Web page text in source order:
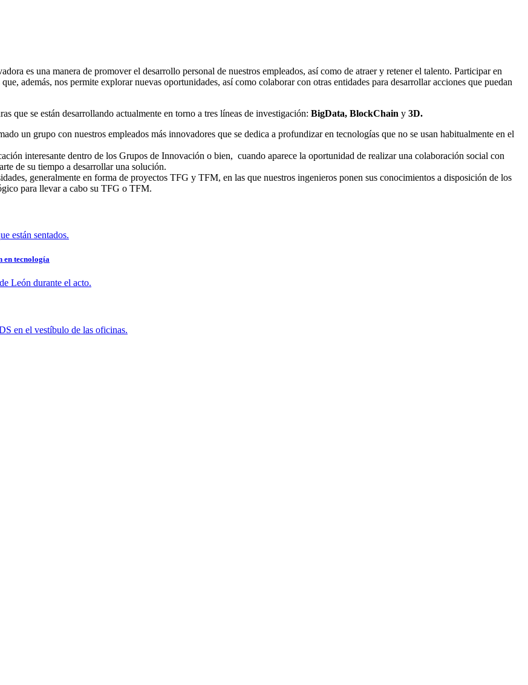
es una manera de promover el desarrollo personal de nuestros empleados, así como de atraer y retener el talento. Participar en
además, nos permite explorar nuevas oportunidades, así como colaborar con otras entidades para desarrollar acciones que puedan
se están desarrollando actualmente en torno a tres líneas de investigación: BigData, BlockChain y 3D.
un grupo con nuestros empleados más innovadores que se dedica a profundizar en tecnologías que no se usan habitualmente en el
interesante dentro de los Grupos de Innovación o bien, cuando aparece la oportunidad de realizar una colaboración social con
de su tiempo a desarrollar una solución.
generalmente en forma de proyectos TFG y TFM, en las que nuestros ingenieros ponen sus conocimientos a disposición de los
para llevar a cabo su TFG o TFM.
en tecnología